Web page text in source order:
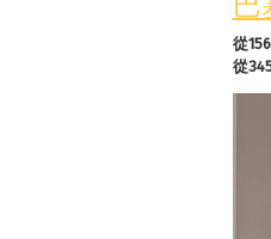
從
從